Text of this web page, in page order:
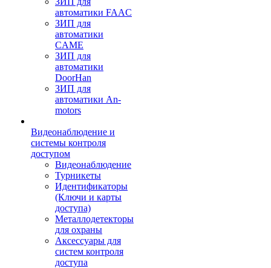
автоматики FAAC
ЗИП для
автоматики
CAME
ЗИП для
автоматики
DoorHan
ЗИП для
автоматики An-
motors
Видеонаблюдение и
системы контроля
доступом
Видеонаблюдение
Турникеты
Идентификаторы
(Ключи и карты
доступа)
Металлодетекторы
для охраны
Аксессуары для
систем контроля
доступа